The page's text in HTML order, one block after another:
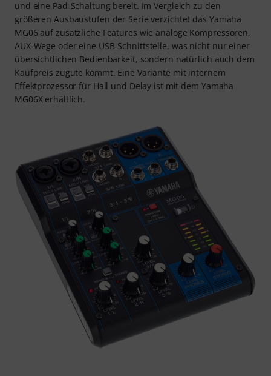
und eine Pad-Schaltung bereit. Im Vergleich zu den
größeren Ausbaustufen der Serie verzichtet das Yamaha
MG06 auf zusätzliche Features wie analoge Kompressoren,
AUX-Wege oder eine USB-Schnittstelle, was nicht nur einer
übersichtlichen Bedienbarkeit, sondern natürlich auch dem
Kaufpreis zugute kommt. Eine Variante mit internem
Effektprozessor für Hall und Delay ist mit dem Yamaha
MG06X erhältlich.